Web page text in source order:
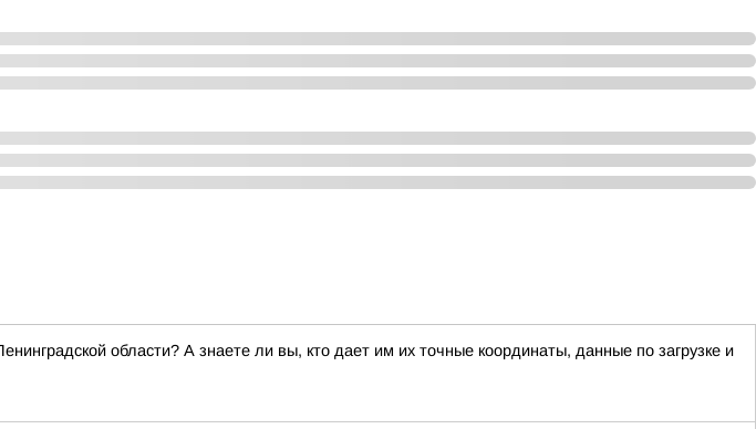
области? А знаете ли вы, кто дает им их точные координаты, данные по загрузке и